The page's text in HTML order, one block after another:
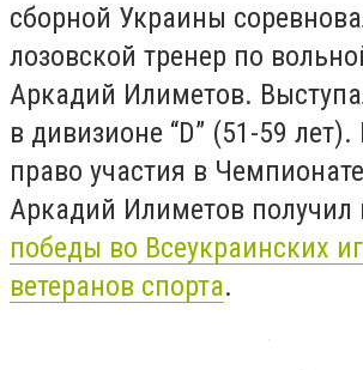
сборной Украины
лозовской тренер по
Аркадий Илиметов.
в дивизионе “D” (51-59
право участия в
Аркадий Илиметов получил
победы во Всеукраинских
ветеранов спорта.